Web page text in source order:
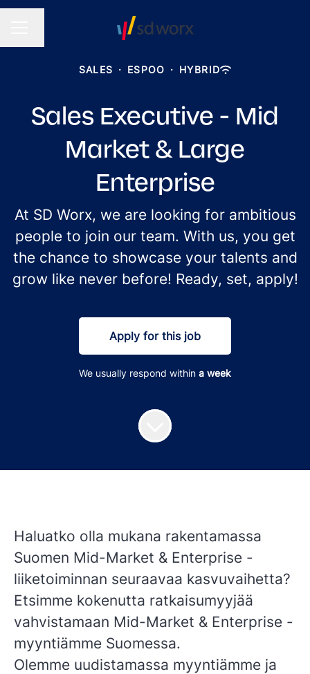
SALES · ESPOO · HYBRID
Sales Executive - Mid
Market & Large
Enterprise
At SD Worx, we are looking for ambitious
people to join our team. With us, you get
the chance to showcase your talents and
grow like never before! Ready, set, apply!
Apply for this job
We usually respond within a week
Haluatko olla mukana rakentamassa
Suomen Mid-Market & Enterprise -
liiketoiminnan seuraavaa kasvuvaihetta?
Etsimme kokenutta ratkaisumyyjää
vahvistamaan Mid-Market & Enterprise -
myyntiämme Suomessa.
Olemme uudistamassa myyntiämme ja